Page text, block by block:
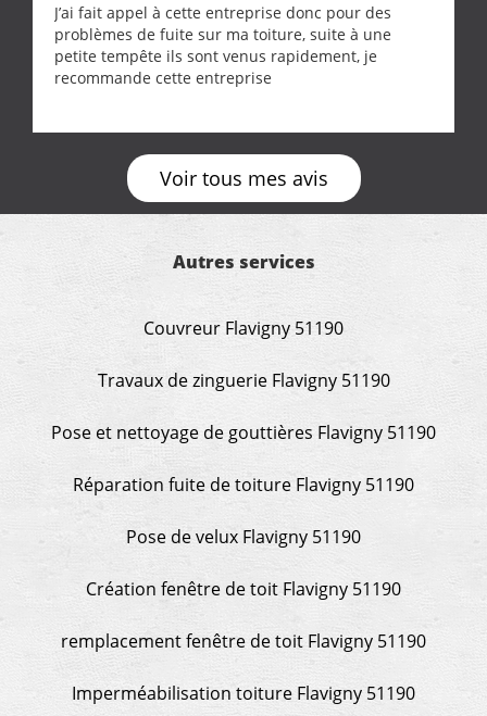
J’ai fait appel à cette entreprise donc pour des
problèmes de fuite sur ma toiture, suite à une
petite tempête ils sont venus rapidement, je
recommande cette entreprise
Voir tous mes avis
Autres services
Couvreur Flavigny 51190
Travaux de zinguerie Flavigny 51190
Pose et nettoyage de gouttières Flavigny 51190
Réparation fuite de toiture Flavigny 51190
Pose de velux Flavigny 51190
Création fenêtre de toit Flavigny 51190
remplacement fenêtre de toit Flavigny 51190
Imperméabilisation toiture Flavigny 51190